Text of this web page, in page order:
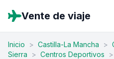
Vente de viaje
Inicio > Castilla-La Mancha >
Sierra
> Centros Deportivos >